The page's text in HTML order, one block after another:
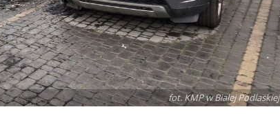
fot. KMP w Białej Podlaskiej